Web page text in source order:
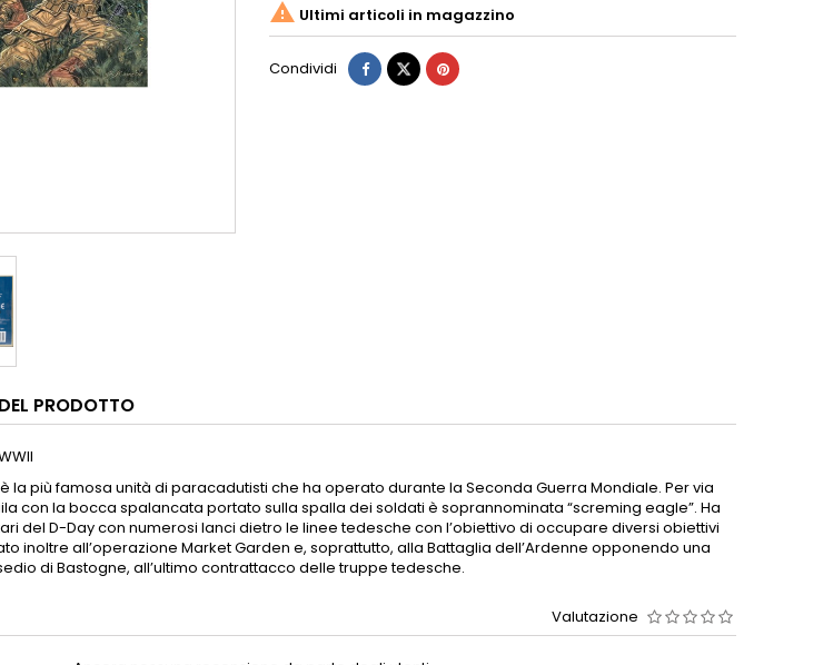
 Ultimi articoli in magazzino
Condividi
PRODOTTO
è la più famosa unità di paracadutisti che ha operato durante la Seconda Guerra Mondiale. Per via
con la bocca spalancata portato sulla spalla dei soldati è soprannominata “screming eagle”. Ha
del D-Day con numerosi lanci dietro le linee tedesche con l’obiettivo di occupare diversi obiettivi
inoltre all’operazione Market Garden e, soprattutto, alla Battaglia dell’Ardenne opponendo una
di Bastogne, all’ultimo contrattacco delle truppe tedesche.
Valutazione